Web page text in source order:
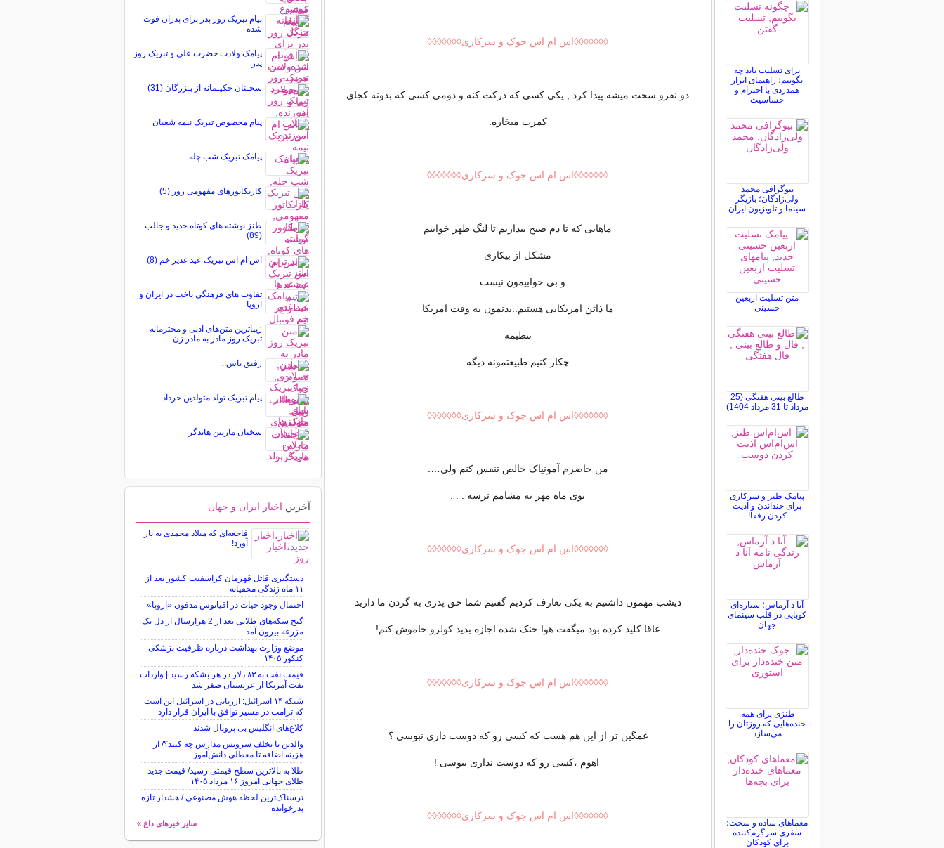
◊◊◊◊◊◊◊اس ام اس جوک و سرکاری◊◊◊◊◊◊◊
دو نفرو سخت میشه پیدا کرد , یکی کسی که درکت کنه و دومی کسی که بدونه کجای
کمرت میخاره.
◊◊◊◊◊◊◊اس ام اس جوک و سرکاری◊◊◊◊◊◊◊
ﻣﺎﻫﺎﯾﯽ ﮐﻪ ﺗﺎ ﺩﻡ ﺻﺒﺢ ﺑﯿﺪﺍﺭﯾﻢ ﺗﺎ ﻟﻨﮓ ﻇﻬﺮ ﺧﻮﺍﺑﯿﻢ
ﻣﺸﮑﻞ ﺍﺯ ﺑﯿﮑﺎﺭﯼ
ﻭ ﺑﯽ ﺧﻮﺍﺑﯿﻤﻮﻥ ﻧﯿﺴﺖ…
ﻣﺎ ﺫﺍﺗﻦ ﺍﻣﺮﯾﮑﺎﯾﯽ ﻫﺴﺘﯿﻢ..ﺑﺪﻧﻤﻮﻥ ﺑﻪ ﻭﻗﺖ ﺍﻣﺮﯾﮑﺎ
ﺗﻨﻈﯿﻤﻪ
ﭼﮑﺎﺭ ﮐﻨﯿﻢ ﻃﺒﯿﻌﺘﻤﻮﻧﻪ ﺩﯾﮕﻪ
◊◊◊◊◊◊◊اس ام اس جوک و سرکاری◊◊◊◊◊◊◊
من حاضرم آمونیاک خالص تنفس کنم ولی….
بوی ماه مهر به مشامم نرسه . . .
◊◊◊◊◊◊◊اس ام اس جوک و سرکاری◊◊◊◊◊◊◊
دیشب مهمون داشتیم به یکی تعارف کردیم گفتیم شما حق پدری به گردن ما دارید
عاقا کلید کرده بود میگفت هوا خنک شده اجازه بدید کولرو خاموش کنم!
◊◊◊◊◊◊◊اس ام اس جوک و سرکاری◊◊◊◊◊◊◊
غمگین تر از این هم هست که کسی رو که دوست داری نبوسی ؟
اهوم ،کسی رو که دوست نداری ببوسی !
◊◊◊◊◊◊◊اس ام اس جوک و سرکاری◊◊◊◊◊◊◊
برای تسلیت باید چه
بگوییم؛ راهنمای ابراز
همدردی با احترام و
حساسیت
بیوگرافی محمد
ولی‌زادگان؛ بازیگر
سینما و تلویزیون ایران
متن تسلیت اربعین
حسینی
طالع بینی هفتگی (25
مرداد تا 31 مرداد 1404)
پیامک طنز و سرکاری
برای خنداندن و اذیت
کردن رفقا!
آنا د آرماس؛ ستاره‌ای
کوبایی در قلب سینمای
جهان
طنزی برای همه:
خنده‌هایی که روزتان را
می‌سازد
معماهای ساده و سخت؛
سفری سرگرم‌کننده
برای کودکان
پیام تبریک روز پدر برای پدران فوت
شده
پیامک ولادت حضرت علی و تبریک روز
پدر
سخـنان حکیـمانه از بـزرگان (31)
پیام مخصوص تبریک نيمه شعبان
پیامک تبریک شب چله
کاریکاتورهای مفهومی روز (5)
طنز نوشته های کوتاه جدید و جالب
(89)
اس ام اس تبریک عید غدیر خم (8)
تفاوت های فرهنگی باخت در ایران و
اروپا
زیباترین متن‌های ادبی و محترمانه
تبریک روز مادر به مادر زن
رفیق باس...
پیام تبریک تولد متولدین خرداد
سخنان مارتین هایدگر
آخرین اخبار ایران و جهان
فاجعه‌ای که میلاد محمدی به بار
آورد!
دستگیری قاتل قهرمان کراسفیت کشور بعد از
۱۱ ماه زندگی مخفیانه
احتمال وجود حیات در اقیانوس مدفون «اروپا»
گنج سکه‌های طلایی بعد از 2 هزارسال از دل یک
مزرعه بیرون آمد
موضع وزارت بهداشت درباره ظرفیت پزشکی
کنکور ۱۴۰۵
قیمت نفت به ۸۳ دلار در هر بشکه رسید | واردات
نفت آمریکا از عربستان صفر شد
شبکه ۱۴ اسرائیل: ارزیابی در اسرائیل این است
که ترامپ در مسیر توافق با ایران قرار دارد
کلاغ‌های انگلیس بی پروبال شدند
والدین با تخلف سرویس مدارس چه کنند؟/ از
هزینه اضافه تا معطلی دانش‌آموز
طلا به بالاترین سطح قیمتی رسید/ قیمت جدید
طلای جهانی امروز ۱۶ مرداد ۱۴۰۵
ترسناک‌ترین لحظه هوش مصنوعی / هشدار تازه
پدرخوانده
سایر خبرهای داغ »